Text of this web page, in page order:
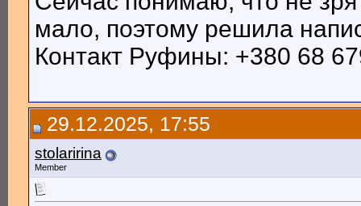
мало, поэтому решила
Контакт Руфины: +380 68
29.12.2025, 17:55
stolaririna
Member